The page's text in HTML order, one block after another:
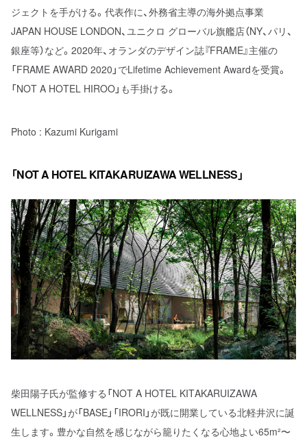
ジェクトを手がける。代表作に、外務省主導の海外拠点事業
JAPAN HOUSE LONDON、ユニクロ グローバル旗艦店（NY、パリ、
銀座等）など。2020年、オランダのデザイン誌『FRAME』主催の
「FRAME AWARD 2020」でLifetime Achievement Awardを受賞。
「NOT A HOTEL HIROO」も手掛ける。
Photo : Kazumi Kurigami
「NOT A HOTEL KITAKARUIZAWA WELLNESS」
柴田陽子氏が監修する「NOT A HOTEL KITAKARUIZAWA
WELLNESS」が「BASE」「IRORI」が既に開業している北軽井沢に誕
生します。豊かな自然を感じながら籠りたくなる心地よい65m²〜